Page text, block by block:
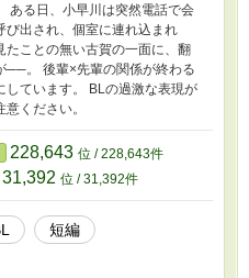
ある日、小早川は突然電話で会
び出され、個室に連れ込まれ
たことの無い古賀の一面に、翻
──。 後輩×先輩の関係が終わる
しています。 BLの過激な表現が
ください。
228,643 位 / 228,643件
31,392 位 / 31,392件
短編